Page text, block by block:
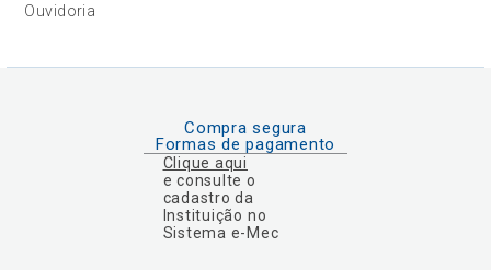
Ouvidoria
Compra segura
Formas de pagamento
Clique aqui
e consulte o
cadastro da
Instituição no
Sistema e-Mec